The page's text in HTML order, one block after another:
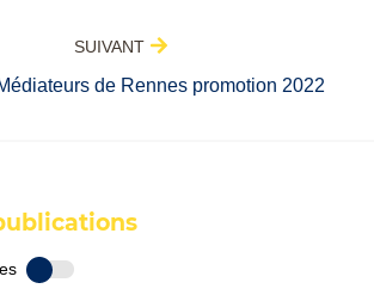
SUIVANT
de Rennes promotion 2022